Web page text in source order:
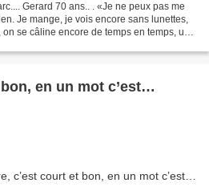
Gerard 70 ans.. . «Je ne peux pas me
Je mange, je vois encore sans lunettes,
se câline encore de temps en temps, une
en un mot c’est…